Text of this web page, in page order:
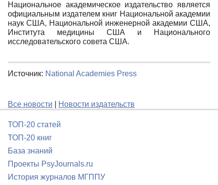
Национальное академическое издательство является
официальным издателем книг Национальной академии
наук США, Национальной инженерной академии США,
Института медицины США и Национального
исследовательского совета США.
Источник: National Academies Press
Все новости Новости издательств
ТОП-20 статей
ТОП-20 книг
База знаний
Проекты PsyJournals.ru
История журналов МГППУ